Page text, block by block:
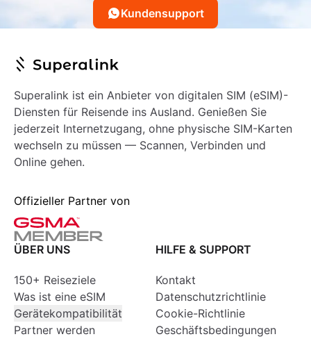
Kundensupport
Superalink ist ein Anbieter von digitalen SIM (eSIM)-
Diensten für Reisende ins Ausland. Genießen Sie
jederzeit Internetzugang, ohne physische SIM-Karten
wechseln zu müssen — Scannen, Verbinden und
Online gehen.
Offizieller Partner von
ÜBER UNS
150+ Reiseziele
Was ist eine eSIM
Gerätekompatibilität
Partner werden
HILFE & SUPPORT
Kontakt
Datenschutzrichtlinie
Cookie-Richtlinie
Geschäftsbedingungen